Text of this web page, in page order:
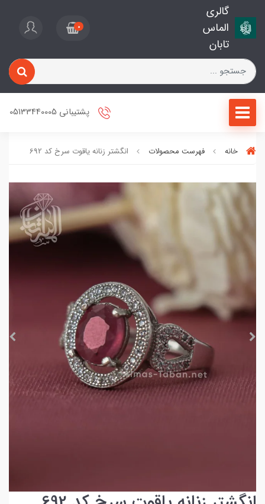
گالری
الماس
تابان
0
پشتیبانی 05133440005
خانه فهرست محصولات انگشتر زنانه یاقوت سرخ کد 692